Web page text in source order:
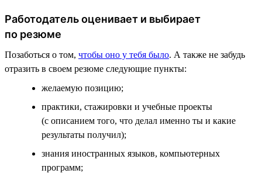
Работодатель оценивает и выбирает
по резюме
Позаботься о том, чтобы оно у тебя было. А также не забудь
отразить в своем резюме следующие пункты:
желаемую позицию;
практики, стажировки и учебные проекты
(с описанием того, что делал именно ты и какие
результаты получил);
знания иностранных языков, компьютерных
программ;